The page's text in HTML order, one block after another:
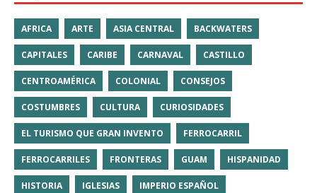
AFRICA ARTE ASIA CENTRAL BACKWATERS
CAPITALES CARIBE CARNAVAL CASTILLO
CENTROAMÉRICA COLONIAL CONSEJOS
COSTUMBRES CULTURA CURIOSIDADES
EL TURISMO QUE GRAN INVENTO FERROCARRIL
FERROCARRILES FRONTERAS GUAM HISPANIDAD
HISTORIA IGLESIAS IMPERIO ESPAÑOL